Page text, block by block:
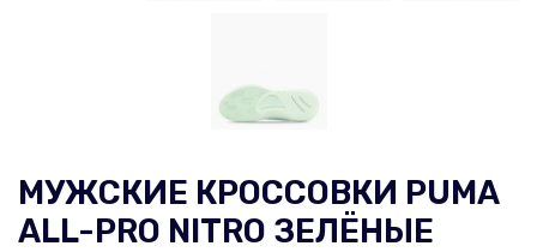
МУЖСКИЕ КРОССОВКИ PUMA
ALL-PRO NITRO ЗЕЛЁНЫЕ